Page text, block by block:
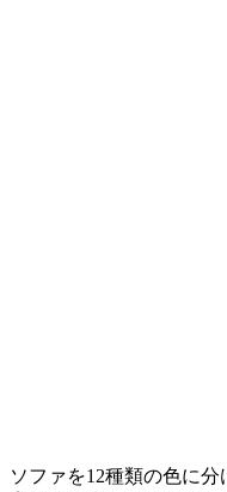
ソファを12種類の色に